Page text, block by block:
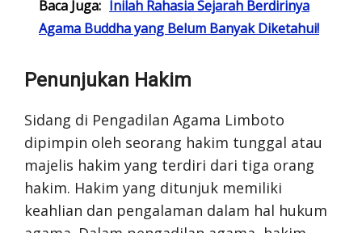
Baca Juga: Inilah Rahasia Sejarah Berdirinya
Agama Buddha yang Belum Banyak Diketahui!
Penunjukan Hakim
Sidang di Pengadilan Agama Limboto
dipimpin oleh seorang hakim tunggal atau
majelis hakim yang terdiri dari tiga orang
hakim. Hakim yang ditunjuk memiliki
keahlian dan pengalaman dalam hal hukum